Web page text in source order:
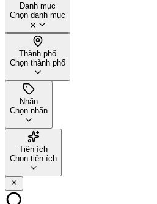
Danh mục
Chọn danh mục
Thành phố
Chọn thành phố
Nhãn
Chọn nhãn
Tiện ích
Chọn tiện ích